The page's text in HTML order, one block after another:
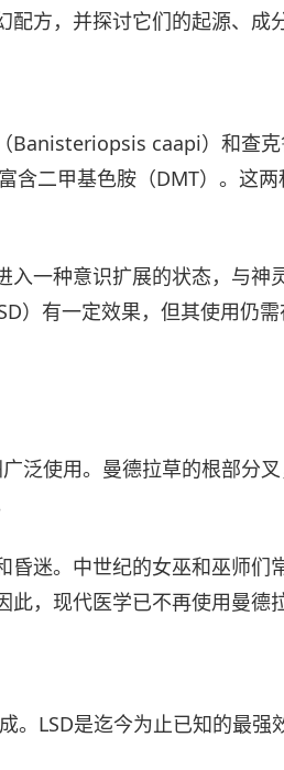
方，并探讨它们的起源、成
Banisteriopsis caapi）和查
含二甲基色胺（DMT）。这
一种意识扩展的状态，与神
）有一定效果，但其使用仍
使用。曼德拉草的根部分叉
迷。中世纪的女巫和巫师们
，现代医学已不再使用曼德
LSD是迄今为止已知的最强